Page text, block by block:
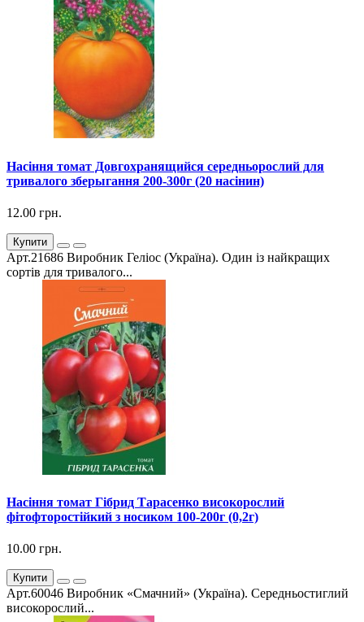
Насіння томат Довгохранящийся середньорослий для
тривалого зберыгання 200-300г (20 насінин)
12.00 грн.
Купити
Арт.21686 Виробник Геліос (Україна). Один із найкращих
сортів для тривалого...
Насіння томат Гібрид Тарасенко високорослий
фітофторостійкий з носиком 100-200г (0,2г)
10.00 грн.
Купити
Арт.60046 Виробник «Смачний» (Україна). Середньостиглий
високорослий...